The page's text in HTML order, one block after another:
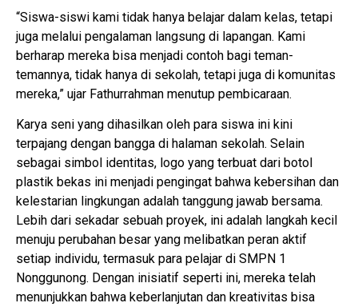
“Siswa-siswi kami tidak hanya belajar dalam kelas, tetapi
juga melalui pengalaman langsung di lapangan. Kami
berharap mereka bisa menjadi contoh bagi teman-
temannya, tidak hanya di sekolah, tetapi juga di komunitas
mereka,” ujar Fathurrahman menutup pembicaraan.
Karya seni yang dihasilkan oleh para siswa ini kini
terpajang dengan bangga di halaman sekolah. Selain
sebagai simbol identitas, logo yang terbuat dari botol
plastik bekas ini menjadi pengingat bahwa kebersihan dan
kelestarian lingkungan adalah tanggung jawab bersama.
Lebih dari sekadar sebuah proyek, ini adalah langkah kecil
menuju perubahan besar yang melibatkan peran aktif
setiap individu, termasuk para pelajar di SMPN 1
Nonggunong. Dengan inisiatif seperti ini, mereka telah
menunjukkan bahwa keberlanjutan dan kreativitas bisa